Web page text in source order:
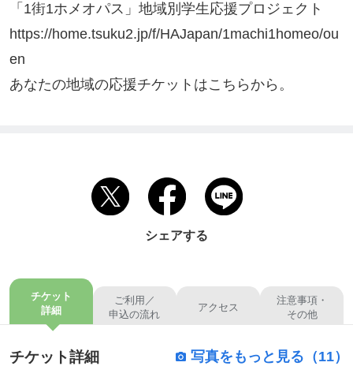
「1街1ホメオパス」地域別学生応援プロジェクト
https://home.tsuku2.jp/f/HAJapan/1machi1homeo/ou
en
あなたの地域の応援チケットはこちらから。
シェアする
チケット
詳細
ご利用／
申込の流れ
アクセス
注意事項・
その他
チケット詳細 写真をもっと見る（11）